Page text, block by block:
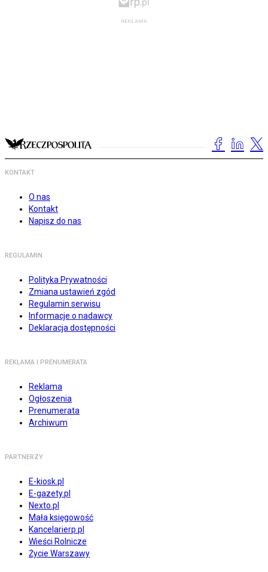
KONTAKT
O nas
Kontakt
Napisz do nas
REGULAMIN
Polityka Prywatności
Zmiana ustawień zgód
Regulamin serwisu
Informacje o nadawcy
Deklaracja dostępności
REKLAMA I PRENUMERATA
Reklama
Ogłoszenia
Prenumerata
Archiwum
PARTNERZY
E-kiosk.pl
E-gazety.pl
Nexto.pl
Mała księgowość
Kancelarierp.pl
Wieści Rolnicze
Życie Warszawy